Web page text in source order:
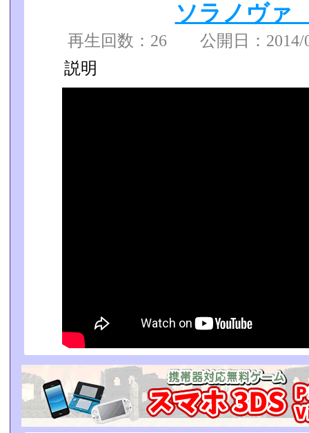
ソラノヴ
再生回数：26 公開日：2014/
説明